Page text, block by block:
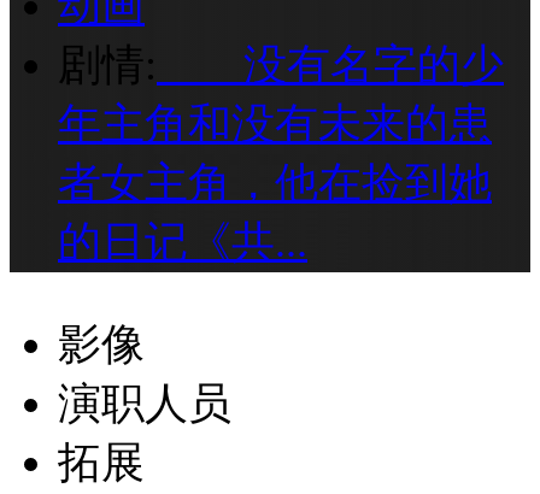
剧情: 没有名字的少
年主角和没有未来的患
者女主角，他在捡到她
的日记《共...
影像
演职人员
拓展